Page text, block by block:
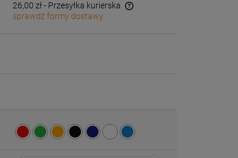
26,00 zł - Przesyłka kurierska
sprawdź formy dostawy